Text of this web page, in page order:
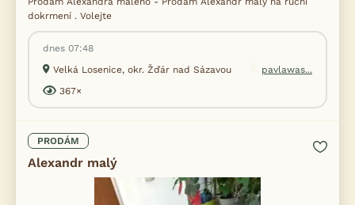
dokrmení . Volejte
dnes 07:48
Velká Losenice, okr. Žďár nad Sázavou
pavlawas...
367×
PRODÁM
Alexandr malý